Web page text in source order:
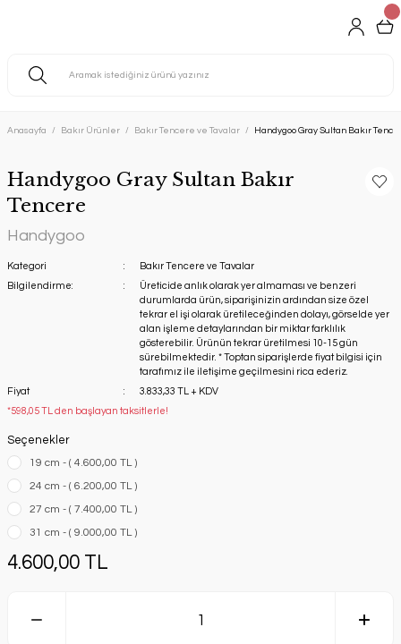
Anasayfa Bakır Ürünler Bakır Tencere ve Tavalar Handygoo Gray Sultan Bakır
Handygoo Gray Sultan Bakır
Tencere
Handygoo
Kategori
Bakır Tencere ve Tavalar
Bilgilendirme:
Üreticide anlık olarak yer almaması ve benzeri
durumlarda ürün, siparişinizin ardından size özel
tekrar el işi olarak üretileceğinden dolayı, görselde yer
alan işleme detaylarından bir miktar farklılık
gösterebilir. Ürünün tekrar üretilmesi 10-15 gün
sürebilmektedir. * Toptan siparişlerde fiyat bilgisi için
tarafımız ile iletişime geçilmesini rica ederiz.
Fiyat
3.833,33 TL + KDV
*598,05 TL den başlayan taksitlerle!
Seçenekler
19 cm - ( 4.600,00 TL )
24 cm - ( 6.200,00 TL )
27 cm - ( 7.400,00 TL )
31 cm - ( 9.000,00 TL )
4.600,00 TL